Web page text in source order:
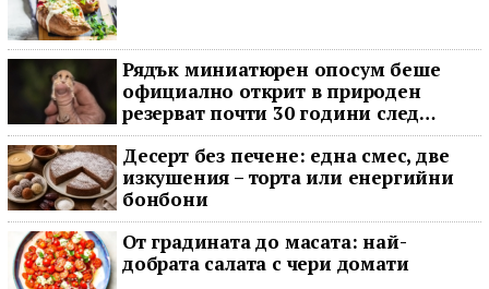
Рядък миниатюрен опосум беше
официално открит в природен
резерват почти 30 години след
последното му наблюдение
Десерт без печене: една смес, две
изкушения – торта или енергийни
бонбони
От градината до масата: най-
добрата салата с чери домати